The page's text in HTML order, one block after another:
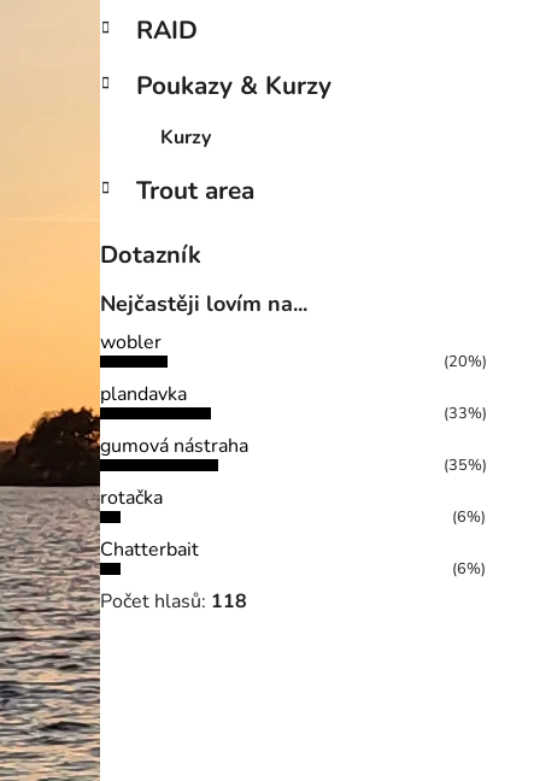
RAID
Poukazy & Kurzy
Kurzy
Trout area
Dotazník
Nejčastěji lovím na...
wobler
(20%)
plandavka
(33%)
gumová nástraha
(35%)
rotačka
(6%)
Chatterbait
(6%)
Počet hlasů: 118